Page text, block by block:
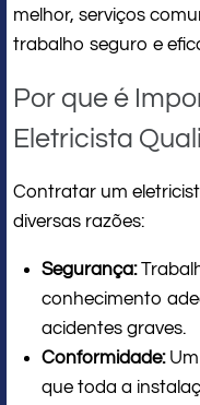
melhor, serviços
trabalho seguro e
Por que é
Eletricista
Contratar um
diversas razões:
Segurança:
conhecimento
acidentes graves.
Conformidade:Um
que toda a